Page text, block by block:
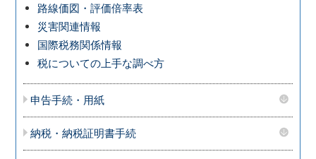
路線価図・評価倍率表
災害関連情報
国際税務関係情報
税についての上手な調べ方
申告手続・用紙
納税・納税証明書手続